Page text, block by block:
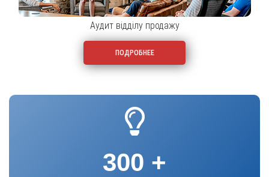
Аудит відділу продажу
ПОДРОБНЕЕ
300 +